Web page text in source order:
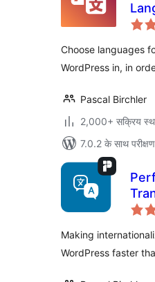
Choose languages
WordPress in, in
Pascal Birchler
2,000+ सक्रिय
7.0.2 के साथ
Making
WordPress faster